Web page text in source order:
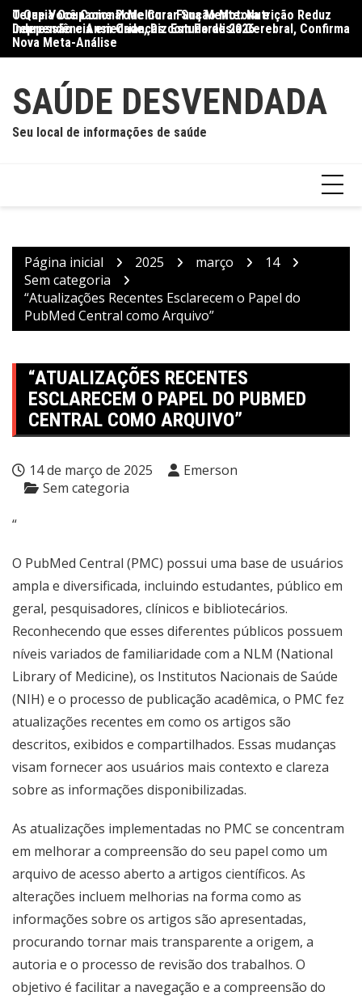
para
conteúdo
O Que Você Come Pode Curar Sua Mente: Nutrição Reduz
Depressão e Ansiedade, Diz Estudo de 2026
Terapia Ocupacional Melhora Função Motora e
Independência em Crianças com Paralisia Cerebral, Confirma
Nova Meta-Análise
SAÚDE DESVENDADA
Seu local de informações de saúde
Página inicial 2025 março
14
Sem categoria
“Atualizações Recentes Esclarecem o Papel do
PubMed Central como Arquivo”
“ATUALIZAÇÕES RECENTES
ESCLARECEM O PAPEL DO PUBMED
CENTRAL COMO ARQUIVO”
14 de março de 2025
Emerson
Sem categoria
“
O PubMed Central (PMC) possui uma base de usuários
ampla e diversificada, incluindo estudantes, público em
geral, pesquisadores, clínicos e bibliotecários.
Reconhecendo que esses diferentes públicos possuem
níveis variados de familiaridade com a NLM (National
Library of Medicine), os Institutos Nacionais de Saúde
(NIH) e o processo de publicação acadêmica, o PMC fez
atualizações recentes em como os artigos são
descritos, exibidos e compartilhados. Essas mudanças
visam fornecer aos usuários mais contexto e clareza
sobre as informações disponibilizadas.
As atualizações implementadas no PMC se concentram
em melhorar a compreensão do seu papel como um
arquivo de acesso aberto a artigos científicos. As
alterações incluem melhorias na forma como as
informações sobre os artigos são apresentadas,
procurando tornar mais transparente a origem, a
autoria e o processo de revisão dos trabalhos. O
objetivo é facilitar a navegação e a compreensão do